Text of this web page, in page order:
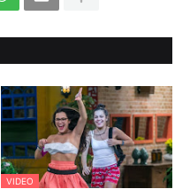
VIDEO